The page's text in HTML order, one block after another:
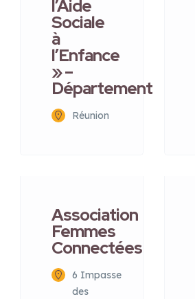
l’Aide
Sociale
à
l’Enfance
» –
Département
Réunion
Association
Femmes
Connectées
6 Impasse
des